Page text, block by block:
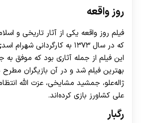
روز واقعه
فیلم روز واقعه یکی از آثار تاریخی و
که در سال ۱۳۷۳ به کارگردانی
این فیلم از جمله آثاری بود که موفق به
بهترین فیلم شد و در آن بازیگران
ژاله‌علو، جمشید مشایخی، عزت الله
علی کشاورز بازی کرده‌اند.
رگبار